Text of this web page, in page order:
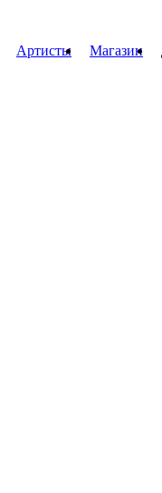
Артисты Магазин